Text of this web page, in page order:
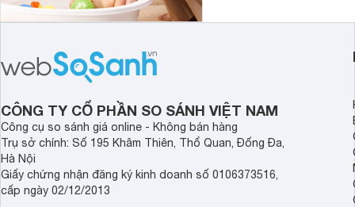
CÔNG TY CỔ PHẦN SO SÁNH VIỆT NAM
Công cụ so sánh giá online - Không bán hàng
Trụ sở chính: Số 195 Khâm Thiên, Thổ Quan, Đống Đa,
Hà Nội
Giấy chứng nhận đăng ký kinh doanh số 0106373516,
cấp ngày 02/12/2013